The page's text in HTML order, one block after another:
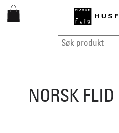
NORSK